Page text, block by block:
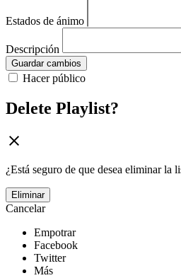
Estados de ánimo
Descripción
Guardar cambios
Hacer público
Delete Playlist?
¿Está seguro de que desea eliminar la
Eliminar
Cancelar
Empotrar
Facebook
Twitter
Más